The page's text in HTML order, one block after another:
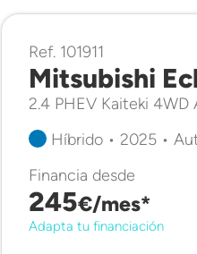
Ref. 101911
Mitsubishi
2.4 PHEV Kaiteki 4WD
Híbrido • 2025 •
Financia desde
245€/mes*
Adapta tu financiación